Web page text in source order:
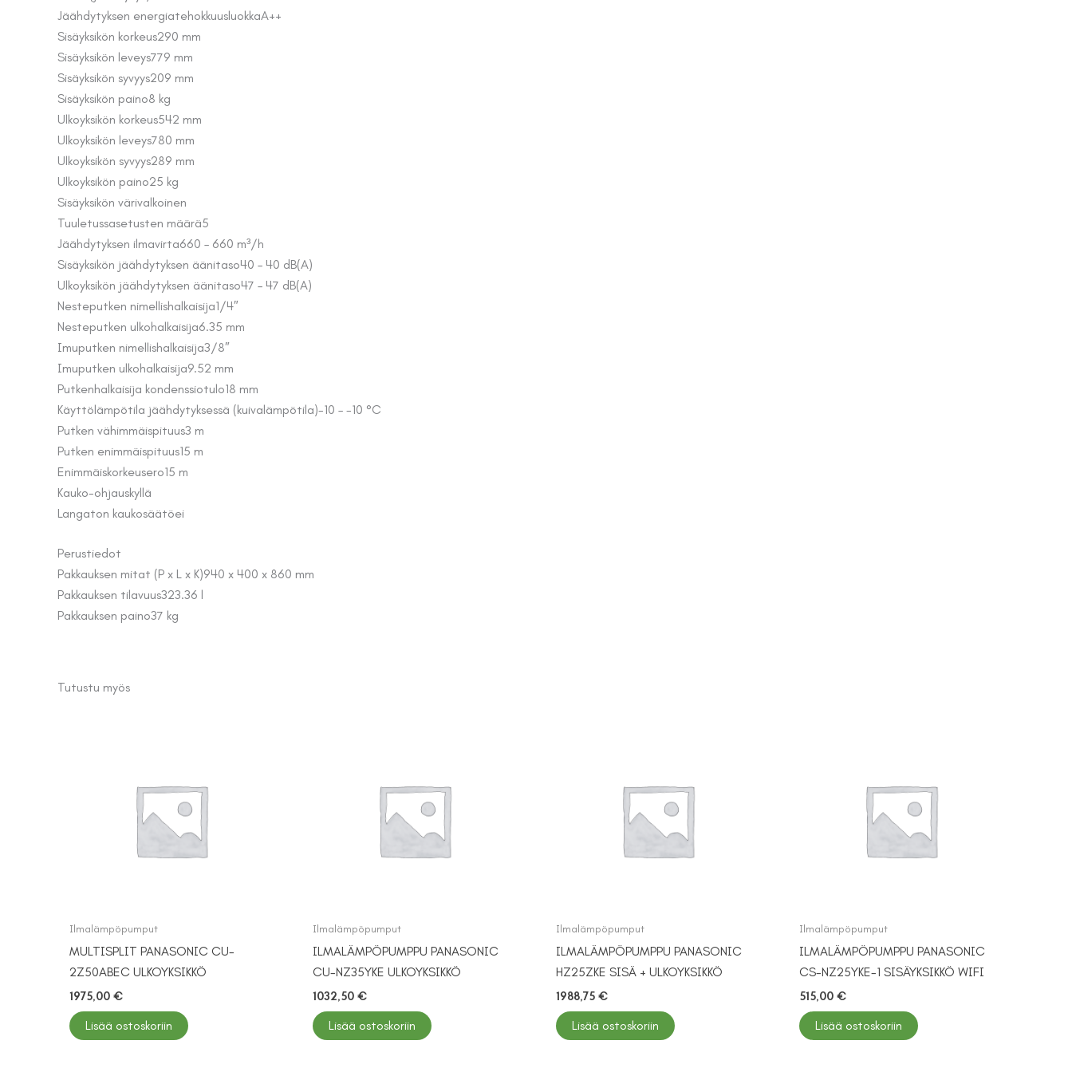
Jäähdytyksen energiatehokkuusluokkaA++
Sisäyksikön korkeus290 mm
Sisäyksikön leveys779 mm
Sisäyksikön syvyys209 mm
Sisäyksikön paino8 kg
Ulkoyksikön korkeus542 mm
Ulkoyksikön leveys780 mm
Ulkoyksikön syvyys289 mm
Ulkoyksikön paino25 kg
Sisäyksikön värivalkoinen
Tuuletussasetusten määrä5
Jäähdytyksen ilmavirta660 – 660 m³/h
Sisäyksikön jäähdytyksen äänitaso40 – 40 dB(A)
Ulkoyksikön jäähdytyksen äänitaso47 – 47 dB(A)
Nesteputken nimellishalkaisija1/4″
Nesteputken ulkohalkaisija6.35 mm
Imuputken nimellishalkaisija3/8″
Imuputken ulkohalkaisija9.52 mm
Putkenhalkaisija kondenssiotulo18 mm
Käyttölämpötila jäähdytyksessä (kuivalämpötila)-10 – -10 °C
Putken vähimmäispituus3 m
Putken enimmäispituus15 m
Enimmäiskorkeusero15 m
Kauko-ohjauskyllä
Langaton kaukosäätöei
Perustiedot
Pakkauksen mitat (P x L x K)940 x 400 x 860 mm
Pakkauksen tilavuus323.36 l
Pakkauksen paino37 kg
Tutustu myös
Ilmalämpöpumput
MULTISPLIT PANASONIC CU-
2Z50ABEC ULKOYKSIKKÖ
1975,00 €
Lisää ostoskoriin
Ilmalämpöpumput
ILMALÄMPÖPUMPPU PANASONIC
CU-NZ35YKE ULKOYKSIKKÖ
1032,50 €
Lisää ostoskoriin
Ilmalämpöpumput
ILMALÄMPÖPUMPPU PANASONIC
HZ25ZKE SISÄ + ULKOYKSIKKÖ
1988,75 €
Lisää ostoskoriin
Ilmalämpöpumput
ILMALÄMPÖPUMPPU PANASONIC
CS-NZ25YKE-1 SISÄYKSIKKÖ WIFI
515,00 €
Lisää ostoskoriin